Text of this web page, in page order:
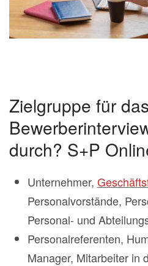
Zielgruppe für
durch? S+P
Unternehmer,
Personalvorstände,
Personal- und
Personalreferenten,
Manager, Mitarbeiter in